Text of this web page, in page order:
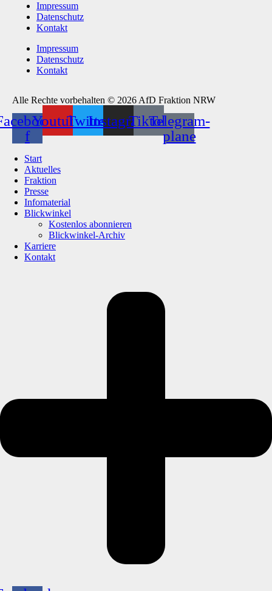
Impressum
Datenschutz
Kontakt
Impressum
Datenschutz
Kontakt
Alle Rechte vorbehalten © 2026 AfD Fraktion NRW
f
YoutubeTwitterInstagramTiktokTelegram-
plane
Start
Aktuelles
Fraktion
Presse
Infomaterial
Blickwinkel
Kostenlos abonnieren
Blickwinkel-Archiv
Karriere
Kontakt